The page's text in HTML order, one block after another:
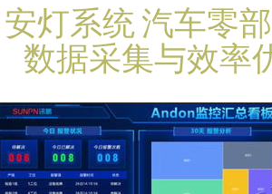
安灯系统 汽车零
数据采集与效率